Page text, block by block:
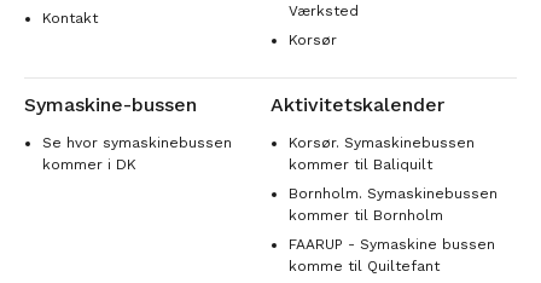
Kontakt
Værksted
Korsør
Symaskine-bussen
Se hvor symaskinebussen
kommer i DK
Aktivitetskalender
Korsør. Symaskinebussen
kommer til Baliquilt
Bornholm. Symaskinebussen
kommer til Bornholm
FAARUP - Symaskine bussen
komme til Quiltefant